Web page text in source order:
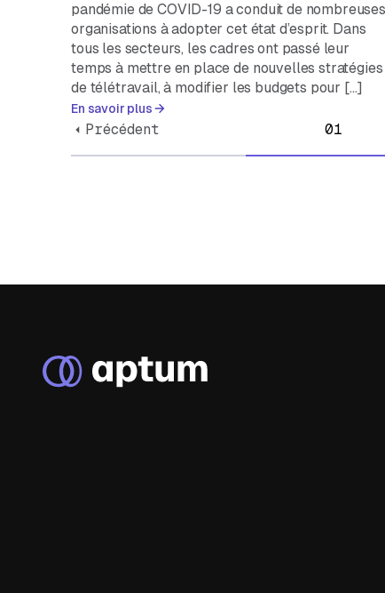
pandémie de COVID-19 a conduit de nombreuses
organisations à adopter cet état d’esprit. Dans
tous les secteurs, les cadres ont passé leur
temps à mettre en place de nouvelles stratégies
de télétravail, à modifier les budgets pour […]
En savoir plus
Précédent 01